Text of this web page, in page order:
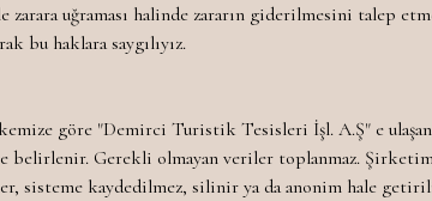
uğraması halinde zararın giderilmesini talep
bu haklara saygılıyız.
göre "Demirci Turistik Tesisleri İşl. A.Ş" e
belirlenir. Gerekli olmayan veriler toplanmaz.
sisteme kaydedilmez, silinir ya da anonim hale